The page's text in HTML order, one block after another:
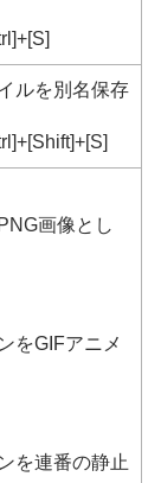
ルを別名保存
画像とし
をGIFアニメ
を連番の静止